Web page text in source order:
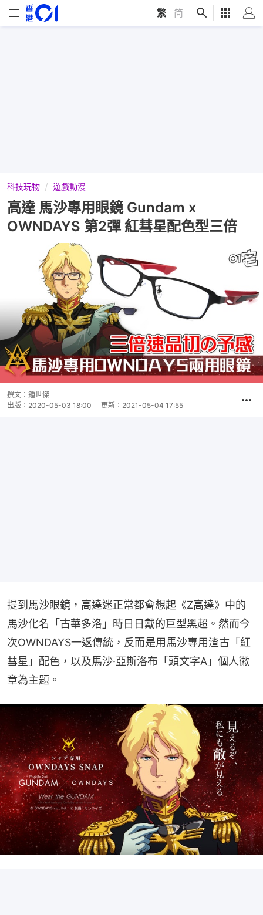
繁 简
科技玩物 遊戲動漫
高達 馬沙專用眼鏡 Gundam x
OWNDAYS 第2彈 紅彗星配色型三倍
撰文： 鍾世傑
出版： 2020-05-03 18:00 更新： 2021-05-04 17:55
提到馬沙眼鏡，高達迷正常都會想起《Z高達》中的
馬沙化名「古華多洛」時日日戴的巨型黑超。然而今
次OWNDAYS一返傳統，反而是用馬沙專用渣古「紅
彗星」配色，以及馬沙·亞斯洛布「頭文字A」個人徽
章為主題。